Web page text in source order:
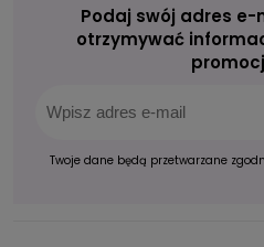
Podaj swój adres e-
otrzymywać
Twoje dane będą przetwarzane